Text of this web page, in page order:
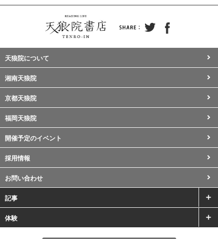
天狼院について
湘南天狼院
京都天狼院
福岡天狼院
開催予定のイベント
採用情報
お問い合わせ
記事
体験